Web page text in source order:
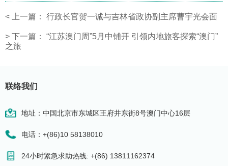
< 上一篇： 行政长官贺一诚与吉林省政协副主席曹宇光会面
> 下一篇：
“江苏澳门周”5月中铺开 引领内地旅客探索“澳门”
之旅
联络我们
地址：中国北京市东城区王府井东街8号澳门中心16层
电话：+(86)10 58138010
24小时紧急求助热线: +(86) 13811162374